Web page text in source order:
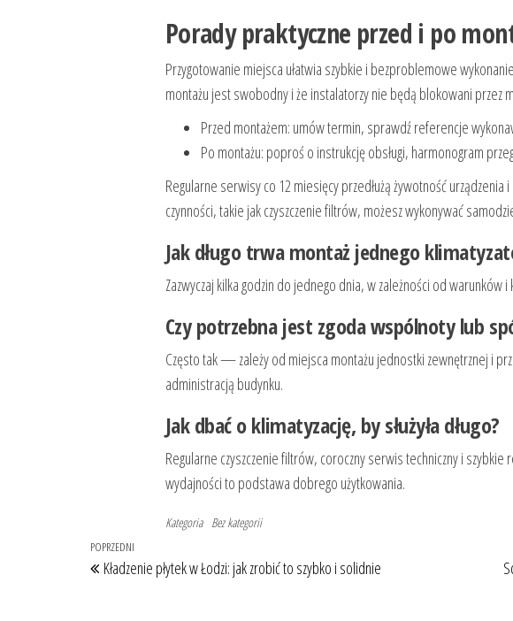
Porady praktyczne przed i po
Przygotowanie miejsca ułatwia szybkie i bezproblemowe
montażu jest swobodny i że instalatorzy nie będą blokowani przez
Przed montażem: umów termin, sprawdź referencje
Po montażu: poproś o instrukcję obsługi, harmonogram
Regularne serwisy co 12 miesięcy przedłużą żywotność urządzenia
czynności, takie jak czyszczenie filtrów, możesz wykonywać
Jak długo trwa montaż jednego
Zazwyczaj kilka godzin do jednego dnia, w zależności od warunków
Czy potrzebna jest zgoda wspólnoty lub
Często tak — zależy od miejsca montażu jednostki zewnętrznej i
administracją budynku.
Jak dbać o klimatyzację, by służyła długo?
Regularne czyszczenie filtrów, coroczny serwis techniczny i
wydajności to podstawa dobrego użytkowania.
Kategoria Bez kategorii
Nawigacja
wpisu
Poprzedni
wpis
POPRZEDNI
Kładzenie płytek w Łodzi: jak zrobić to szybko i solidnie